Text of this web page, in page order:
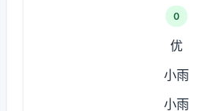
0
优
小雨
小雨